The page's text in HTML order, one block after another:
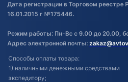
Дата регистрации в Торговом реестре
16.01.2015 г №175446.
Режим работы: Пн-Вс с 9.00 до 20.00,
Адрес электронной почты:
Способы оплаты товара:
1) наличными денежными средствами
экспедитору;